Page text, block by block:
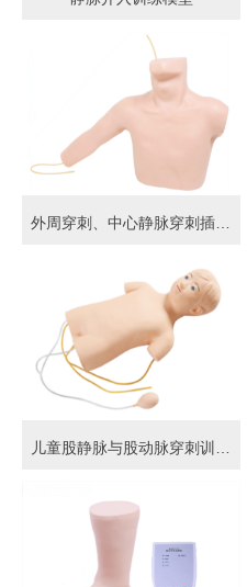
外周穿刺、中心静脉穿刺插管模型
儿童股静脉与股动脉穿刺训练模型